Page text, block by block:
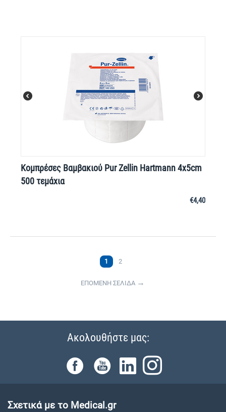
Κομπρέσες Βαμβακιού Pur Zellin Hartmann 4x5cm
500 τεμάχια
€4,40
1 2
ΕΠΟΜΕΝΗ ΣΕΛΙΔΑ
Ακολουθήστε μας:
Σχετικά με το Medical.gr